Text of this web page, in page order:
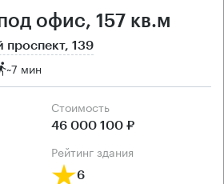
офис, 157 кв.м
проспект, 139
~7 мин
Cтоимость
46 000 100 ₽
рейтинг здания
6